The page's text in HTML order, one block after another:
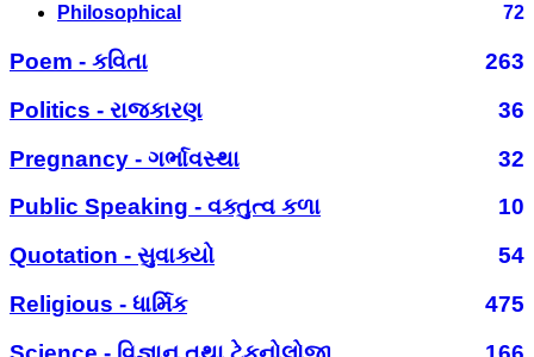
Philosophical 72
Poem - કવિતા
263
Politics - રાજકારણ
36
Pregnancy - ગર્ભાવસ્થા
32
Public Speaking - વક્તુત્વ કળા
10
Quotation - સુવાક્યો
54
Religious - ધાર્મિક
475